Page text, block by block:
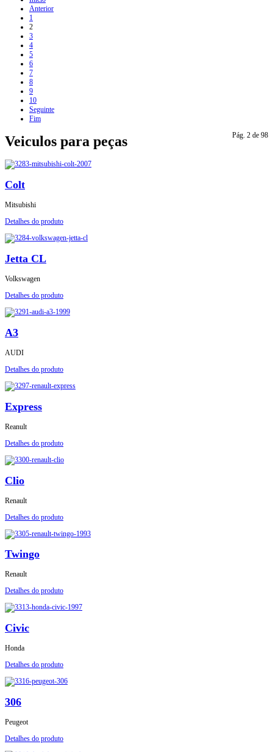
Anterior
1
2
3
4
5
6
7
8
9
10
Seguinte
Fim
Pág. 2 de 98
Veiculos para peças
Colt
Mitsubishi
Detalhes do produto
Jetta CL
Volkswagen
Detalhes do produto
A3
AUDI
Detalhes do produto
Express
Reanult
Detalhes do produto
Clio
Renault
Detalhes do produto
Twingo
Renault
Detalhes do produto
Civic
Honda
Detalhes do produto
306
Peugeot
Detalhes do produto